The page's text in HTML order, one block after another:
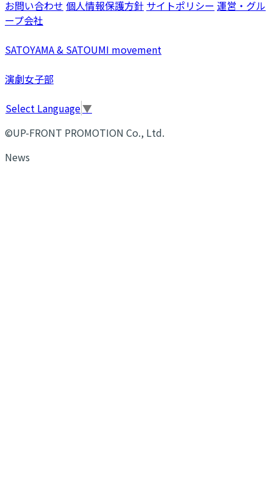
お問い合わせ 個人情報保護方針 サイトポリシー 運営・グル
ープ会社
SATOYAMA & SATOUMI movement
演劇女子部
Select Language▼
©UP-FRONT PROMOTION Co., Ltd.
News